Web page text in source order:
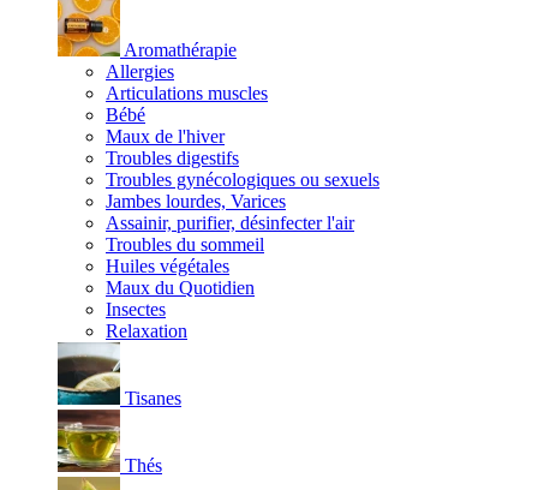
Aromathérapie
Allergies
Articulations muscles
Bébé
Maux de l'hiver
Troubles digestifs
Troubles gynécologiques ou sexuels
Jambes lourdes, Varices
Assainir, purifier, désinfecter l'air
Troubles du sommeil
Huiles végétales
Maux du Quotidien
Insectes
Relaxation
Tisanes
Thés